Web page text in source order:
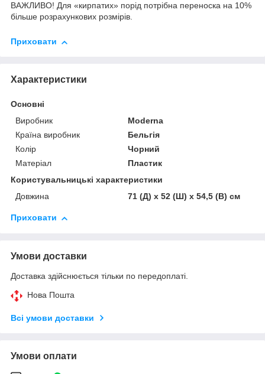
ВАЖЛИВО! Для «кирпатих» порід потрібна переноска на 10%
більше розрахункових розмірів.
Приховати
Характеристики
Основні
Виробник
Moderna
Країна виробник
Бельгія
Колір
Чорний
Матеріал
Пластик
Користувальницькі характеристики
Довжина
71 (Д) x 52 (Ш) x 54,5 (В) см
Приховати
Умови доставки
Доставка здійснюється тільки по передоплаті.
Нова Пошта
Всі умови доставки
Умови оплати